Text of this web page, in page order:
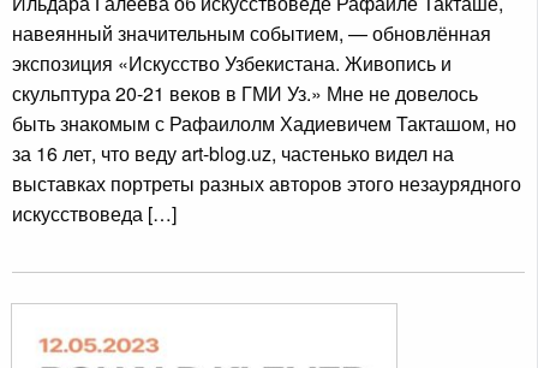
навеянный значительным событием, — обновлённая
экспозиция «Искусство Узбекистана. Живопись и
скульптура 20-21 веков в ГМИ Уз.» Мне не довелось
быть знакомым с Рафаилолм Хадиевичем Такташом, но
за 16 лет, что веду art-blog.uz, частенько видел на
выставках портреты разных авторов этого незаурядного
искусствоведа […]